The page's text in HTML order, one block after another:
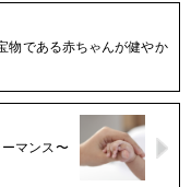
物である赤ちゃんが健やか
マンス〜